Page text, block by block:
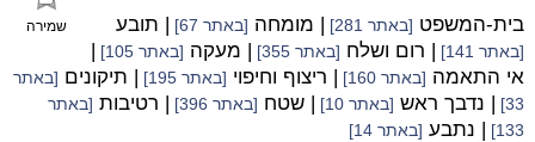
שמירה בית-המשפט [באתר 281] | מומחה [באתר 67] | תובע
[באתר 141] | רום ושלח [באתר 355] | מעקה [באתר 105]
|
אי התאמה [באתר 160] | ריצוף וחיפוי [באתר 195] | תיקונים [באתר
33]
| נדבך ראש [באתר 10] | שטח [באתר 396] | רטיבות [באתר
133]
| נתבע [באתר 14]